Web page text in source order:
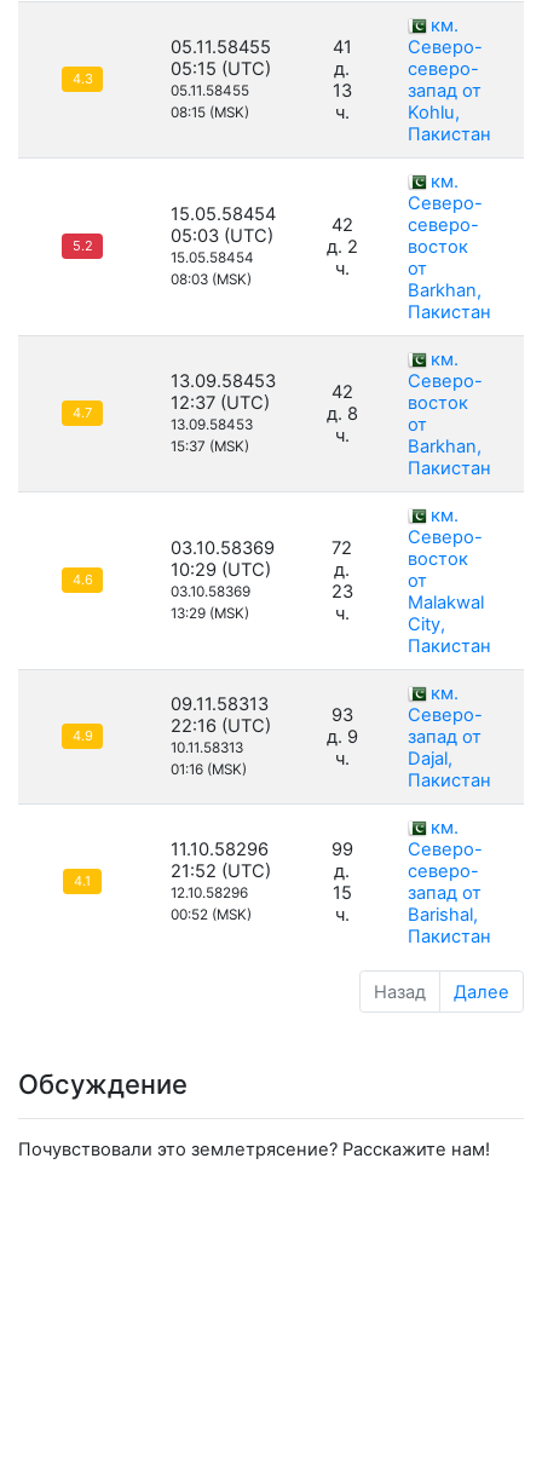
4.3
05.11.58455
05:15 (UTC)
05.11.58455
08:15 (MSK)
41
д.
13
ч.
км.
Северо-
северо-
запад от
Kohlu,
Пакистан
5.2
15.05.58454
05:03 (UTC)
15.05.58454
08:03 (MSK)
42
д. 2
ч.
км.
Северо-
северо-
восток
от
Barkhan,
Пакистан
4.7
13.09.58453
12:37 (UTC)
13.09.58453
15:37 (MSK)
42
д. 8
ч.
км.
Северо-
восток
от
Barkhan,
Пакистан
4.6
03.10.58369
10:29 (UTC)
03.10.58369
13:29 (MSK)
72
д.
23
ч.
км.
Северо-
восток
от
Malakwal
City,
Пакистан
4.9
09.11.58313
22:16 (UTC)
10.11.58313
01:16 (MSK)
93
д. 9
ч.
км.
Северо-
запад от
Dajal,
Пакистан
4.1
11.10.58296
21:52 (UTC)
12.10.58296
00:52 (MSK)
99
д.
15
ч.
км.
Северо-
северо-
запад от
Barishal,
Пакистан
Назад Далее
Обсуждение
Почувствовали это землетрясение? Расскажите нам!